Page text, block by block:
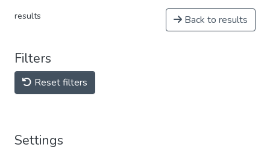
results Back to results
Filters
Reset filters
Settings